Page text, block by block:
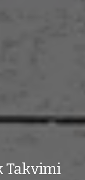
Takvimi